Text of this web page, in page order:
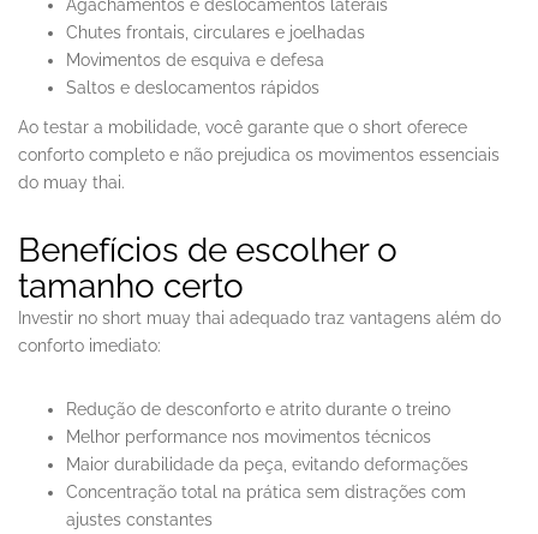
Agachamentos e deslocamentos laterais
Chutes frontais, circulares e joelhadas
Movimentos de esquiva e defesa
Saltos e deslocamentos rápidos
Ao testar a mobilidade, você garante que o short oferece
conforto completo e não prejudica os movimentos essenciais
do muay thai.
Benefícios de escolher o
tamanho certo
Investir no short muay thai adequado traz vantagens além do
conforto imediato:
Redução de desconforto e atrito durante o treino
Melhor performance nos movimentos técnicos
Maior durabilidade da peça, evitando deformações
Concentração total na prática sem distrações com
ajustes constantes